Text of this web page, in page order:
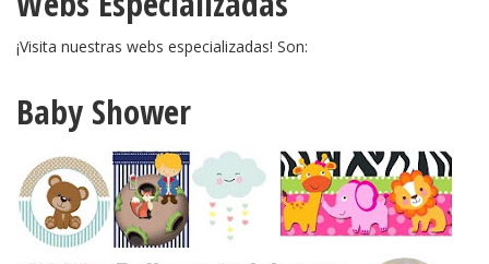
¡Visita nuestras webs especializadas! Son:
Baby Shower